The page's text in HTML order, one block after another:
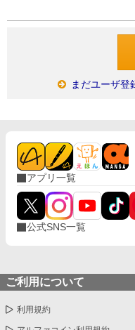
まだユーザ登
アプリ一覧
公式SNS一覧
ご利用について
利用規約